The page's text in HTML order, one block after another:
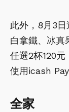
此外，8月3
白拿鐵、冰真
任選2杯120
使用icash
全家